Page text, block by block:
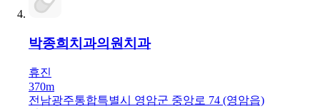
박종희치과의원 치과
휴진
370m
전남광주통합특별시 영암군 중앙로 74 (영암읍)